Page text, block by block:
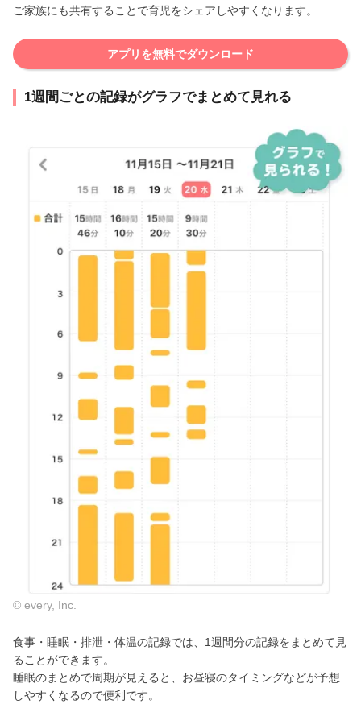
ご家族にも共有することで育児をシェアしやすくなります。
アプリを無料でダウンロード
1週間ごとの記録がグラフでまとめて見れる
© every, Inc.
食事・睡眠・排泄・体温の記録では、1週間分の記録をまとめて見
ることができます。
睡眠のまとめで周期が見えると、お昼寝のタイミングなどが予想
しやすくなるので便利です。